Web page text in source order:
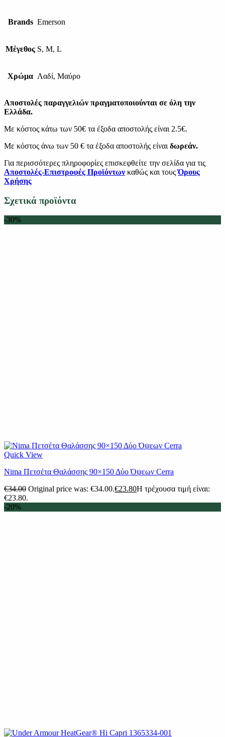
Brands Emerson
Μέγεθος S, M, L
Χρώμα Λαδί, Μαύρο
Αποστολές παραγγελιών πραγματοποιούνται σε όλη την
Ελλάδα.
Με κόστος κάτω των 50€ τα έξοδα αποστολής είναι 2.5€.
Με κόστος άνω των 50 € τα έξοδα αποστολής είναι δωρεάν.
Για περισσότερες πληροφορίες επισκεφθείτε την σελίδα για τις
Αποστολές-Επιστροφές Προϊόντων καθώς και τουςΌρους
Χρήσης
Σχετικά προϊόντα
-30%
Quick View
Nima Πετσέτα Θαλάσσης 90×150 Δύο Όψεων Cerra
€34.00 Original price was: €34.00.€23.80Η τρέχουσα τιμή είναι:
€23.80.
-20%